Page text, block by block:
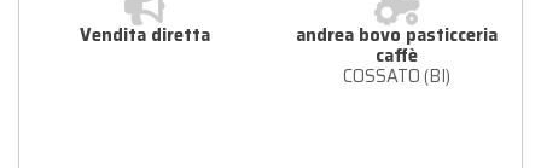
Vendita diretta andrea bovo pasticceria
caffè
COSSATO (BI)